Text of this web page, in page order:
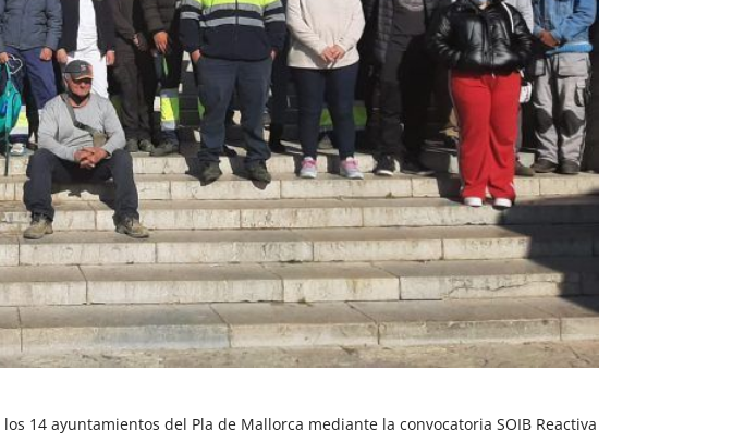
14 ayuntamientos del Pla de Mallorca mediante la convocatoria SOIB Reactiva